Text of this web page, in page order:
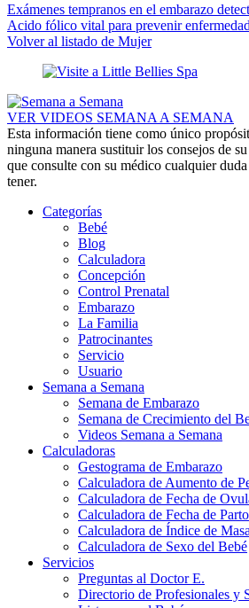
Exámenes tempranos en el embarazo
Acido fólico vital para prevenir
Volver al listado de Mujer
VER VIDEOS SEMANA A SEMANA
Esta información tiene como único
ninguna manera sustituir los consejos de
que consulte con su médico cualquier
tener.
Categorías
Bebé
Blog
Calculadora
Concepción
Control Prenatal
Embarazo
La Familia
Patrocinantes
Servicio
Usuario
Semana a Semana
Semana de Embarazo
Semana de Crecimiento del
Videos Semana a Semana
Calculadoras
Gestograma de Embarazo
Calculadora de Aumento de
Calculadora de Fecha de
Calculadora de Fecha de Parto
Calculadora de Índice de
Calculadora de Sexo del Bebé
Servicios
Preguntas al Doctor E.
Directorio de Profesionales y